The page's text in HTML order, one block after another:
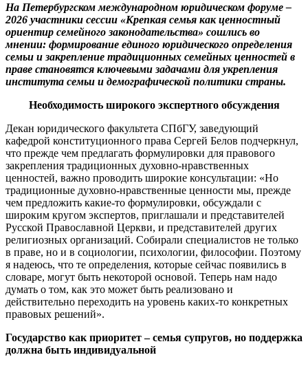
На Петербургском международном юридическом форуме –
2026 участники сессии «Крепкая семья как ценностный
ориентир семейного законодательства» сошлись во
мнении: формирование единого юридического определения
семьи и закрепление традиционных семейных ценностей в
праве становятся ключевыми задачами для укрепления
института семьи и демографической политики страны.
Необходимость широкого экспертного обсуждения
Декан юридического факультета СПбГУ, заведующий
кафедрой конституционного права Сергей Белов подчеркнул,
что прежде чем предлагать формулировки для правового
закрепления традиционных духовно‑нравственных
ценностей, важно проводить широкие консультации: «Но
традиционные духовно‑нравственные ценности мы, прежде
чем предложить какие‑то формулировки, обсуждали с
широким кругом экспертов, приглашали и представителей
Русской Православной Церкви, и представителей других
религиозных организаций. Собирали специалистов не только
в праве, но и в социологии, психологии, философии. Поэтому
я надеюсь, что те определения, которые сейчас появились в
словаре, могут быть некоторой основой. Теперь нам надо
думать о том, как это может быть реализовано и
действительно переходить на уровень каких‑то конкретных
правовых решений».
Государство как приоритет – семья супругов, но поддержка
должна быть индивидуальной